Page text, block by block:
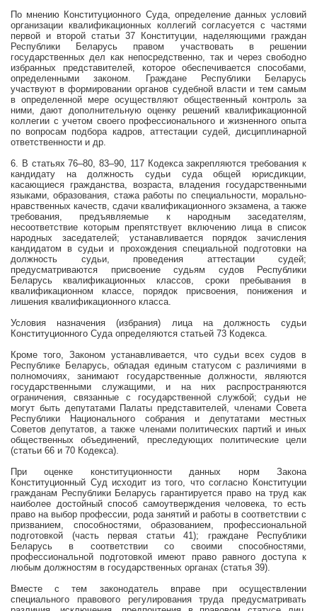
По мнению Конституционного Суда, определение данных условий
организации квалификационных коллегий согласуется с частями
первой и второй статьи 37 Конституции, наделяющими граждан
Республики Беларусь правом участвовать в решении
государственных дел как непосредственно, так и через свободно
избранных представителей, которое обеспечивается способами,
определенными законом. Граждане Республики Беларусь
участвуют в формировании органов судебной власти и тем самым
в определенной мере осуществляют общественный контроль за
ними, дают дополнительную оценку решений квалификационной
коллегии с учетом своего профессионального и жизненного опыта
по вопросам подбора кадров, аттестации судей, дисциплинарной
ответственности и др.
6. В статьях 76–80, 83–90, 117 Кодекса закрепляются требования к
кандидату на должность судьи суда общей юрисдикции,
касающиеся гражданства, возраста, владения государственными
языками, образования, стажа работы по специальности, морально-
нравственных качеств, сдачи квалификационного экзамена, а также
требования, предъявляемые к народным заседателям,
несоответствие которым препятствует включению лица в список
народных заседателей; устанавливается порядок зачисления
кандидатом в судьи и прохождения специальной подготовки на
должность судьи, проведения аттестации судей;
предусматриваются присвоение судьям судов Республики
Беларусь квалификационных классов, сроки пребывания в
квалификационном классе, порядок присвоения, понижения и
лишения квалификационного класса.
Условия назначения (избрания) лица на должность судьи
Конституционного Суда определяются статьей 73 Кодекса.
Кроме того, Законом устанавливается, что судьи всех судов в
Республике Беларусь, обладая единым статусом с различиями в
полномочиях, занимают государственные должности, являются
государственными служащими, и на них распространяются
ограничения, связанные с государственной службой; судьи не
могут быть депутатами Палаты представителей, членами Совета
Республики Национального собрания и депутатами местных
Советов депутатов, а также членами политических партий и иных
общественных объединений, преследующих политические цели
(статьи 66 и 70 Кодекса).
При оценке конституционности данных норм Закона
Конституционный Суд исходит из того, что согласно Конституции
гражданам Республики Беларусь гарантируется право на труд как
наиболее достойный способ самоутверждения человека, то есть
право на выбор профессии, рода занятий и работы в соответствии с
призванием, способностями, образованием, профессиональной
подготовкой (часть первая статьи 41); граждане Республики
Беларусь в соответствии со своими способностями,
профессиональной подготовкой имеют право равного доступа к
любым должностям в государственных органах (статья 39).
Вместе с тем законодатель вправе при осуществлении
специального правового регулирования труда предусматривать